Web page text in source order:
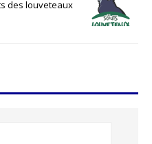
des louveteaux